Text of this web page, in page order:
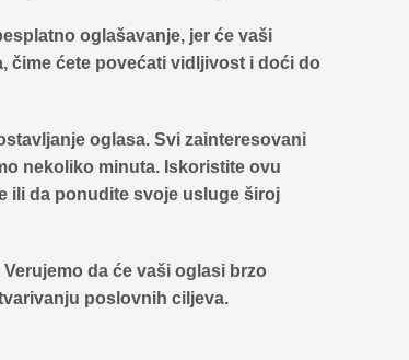
oglašavanje, jer će vaši
čime ćete povećati vidljivost i doći do
oglasa. Svi zainteresovani
nekoliko minuta. Iskoristite ovu
ili da ponudite svoje usluge široj
Verujemo da će vaši oglasi brzo
poslovnih ciljeva.